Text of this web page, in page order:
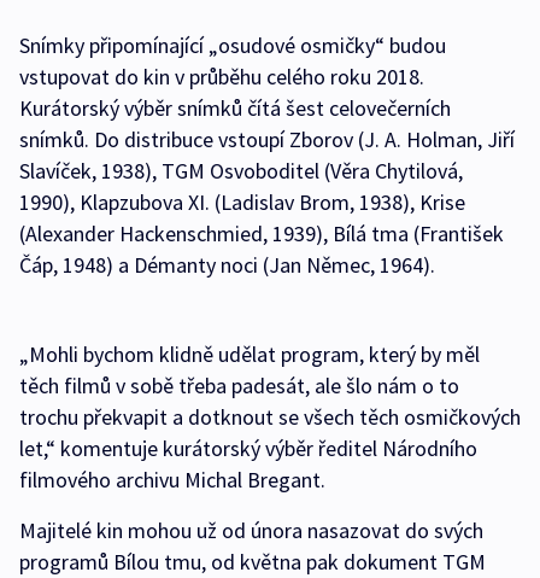
Snímky připomínající „osudové osmičky“ budou
vstupovat do kin v průběhu celého roku 2018.
Kurátorský výběr snímků čítá šest celovečerních
snímků. Do distribuce vstoupí Zborov (J. A. Holman, Jiří
Slavíček, 1938), TGM Osvoboditel (Věra Chytilová,
1990), Klapzubova XI. (Ladislav Brom, 1938), Krise
(Alexander Hackenschmied, 1939), Bílá tma (František
Čáp, 1948) a Démanty noci (Jan Němec, 1964).
„Mohli bychom klidně udělat program, který by měl
těch filmů v sobě třeba padesát, ale šlo nám o to
trochu překvapit a dotknout se všech těch osmičkových
let,“ komentuje kurátorský výběr ředitel Národního
filmového archivu Michal Bregant.
Majitelé kin mohou už od února nasazovat do svých
programů Bílou tmu, od května pak dokument TGM